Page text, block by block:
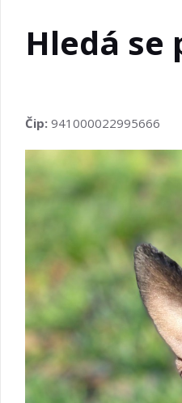
Hledá se
Čip: 941000022995666